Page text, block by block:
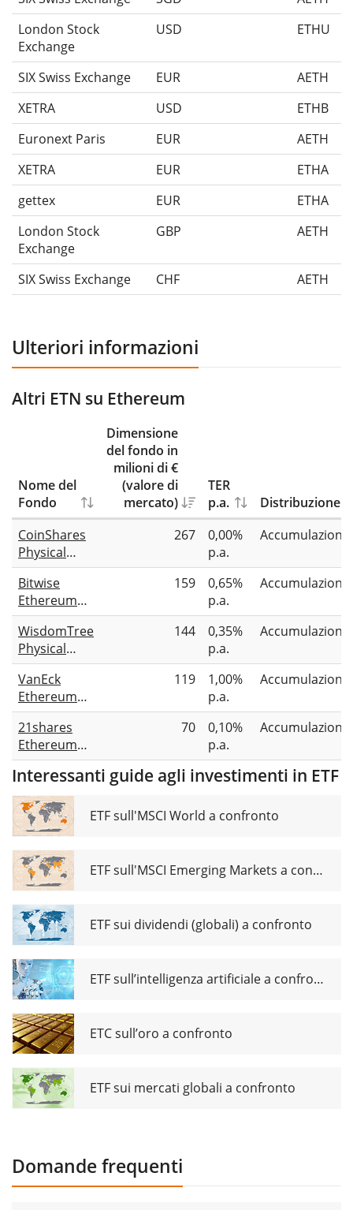
London Stock
Exchange
USD ETHU
SIX Swiss Exchange EUR
AETH
XETRA
USD
ETHB
Euronext Paris
EUR
AETH
XETRA
EUR
ETHA
gettex
EUR
ETHA
London Stock
Exchange
GBP AETH
SIX Swiss Exchange CHF AETH
Ulteriori informazioni
Altri ETN su Ethereum
Nome del
Fondo
Dimensione
del fondo in
milioni di €
(valore di
mercato)
TER
p.a.
Distribuzione
CoinShares
Physical
Staked
Ethereum
267
0,00%
p.a.
Accumulazione
Bitwise
Ethereum
Staking ETP
159
0,65%
p.a.
Accumulazione
WisdomTree
Physical
Ethereum
144
0,35%
p.a.
Accumulazione
VanEck
Ethereum
ETN
119
1,00%
p.a.
Accumulazione
21shares
Ethereum
Core Staking
ETP
70
0,10%
p.a.
Accumulazione
Interessanti guide agli investimenti in ETF
ETF sull'MSCI World a confronto
ETF sull'MSCI Emerging Markets a confronto
ETF sui dividendi (globali) a confronto
ETF sull’intelligenza artificiale a confronto
ETC sull’oro a confronto
ETF sui mercati globali a confronto
Domande frequenti